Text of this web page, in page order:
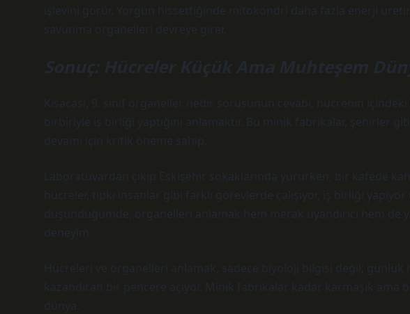
işlevini görür. Yorgun hissettiğinde mitokondri daha fazla enerji
savunma organelleri devreye girer.
Sonuç: Hücreler Küçük Ama Muhteşem
Kısacası, 9. sınıf organeller nedir sorusunun cevabı, hücrenin içindeki
birbiriyle iş birliği yaptığını anlamaktır. Bu minik fabrikalar, şehirler
devamı için kritik öneme sahip.
Laboratuvardan çıkıp Eskişehir sokaklarında yürürken, bir kafede
hücreler, tıpkı insanlar gibi farklı görevlerde çalışıyor, iş birliği
düşündüğümde, organelleri anlamak hem merak uyandırıcı hem de
deneyim.
Hücreleri ve organelleri anlamak, sadece biyoloji bilgisi değil; günlük
kazandıran bir pencere açıyor. Minik fabrikalar kadar karmaşık ama
dünya.